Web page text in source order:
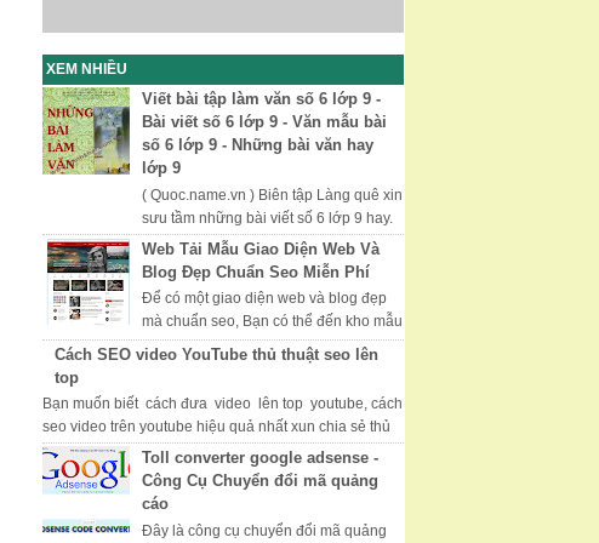
XEM NHIỀU
Viết bài tập làm văn số 6 lớp 9 -
Bài viết số 6 lớp 9 - Văn mẫu bài
số 6 lớp 9 - Những bài văn hay
lớp 9
( Quoc.name.vn ) Biên tập Làng quê xin
sưu tầm những bài viết số 6 lớp 9 hay.
Chúc các bạn học tốt thi tốt. Những Bài
Văn Hay, Văn Mẫu Lớp 9...
Web Tải Mẫu Giao Diện Web Và
Blog Đẹp Chuẩn Seo Miễn Phí
Để có một giao diện web và blog đẹp
mà chuẩn seo, Bạn có thể đến kho mẫu
của Mythemeshop với nhiều giao diện
đẹp và được tối ưu hóa, đượ...
Cách SEO video YouTube thủ thuật seo lên
top
Bạn muốn biết cách đưa video lên top youtube, cách
seo video trên youtube hiệu quả nhất xun chia sẻ thủ
thuật seo video youtube hữ hiệu...
Toll converter google adsense -
Công Cụ Chuyển đổi mã quảng
cáo
Đây là công cụ chuyển đổi mã quảng